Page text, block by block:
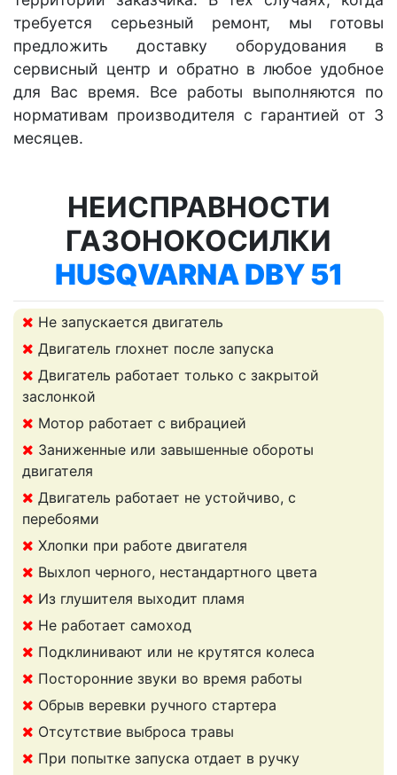
требуется серьезный ремонт, мы готовы
предложить доставку оборудования в
сервисный центр и обратно в любое удобное
для Вас время. Все работы выполняются по
нормативам производителя с гарантией от 3
месяцев.
НЕИСПРАВНОСТИ
ГАЗОНОКОСИЛКИ
HUSQVARNA DBY 51
Не запускается двигатель
Двигатель глохнет после запуска
Двигатель работает только с закрытой
заслонкой
Мотор работает с вибрацией
Заниженные или завышенные обороты
двигателя
Двигатель работает не устойчиво, с
перебоями
Хлопки при работе двигателя
Выхлоп черного, нестандартного цвета
Из глушителя выходит пламя
Не работает самоход
Подклинивают или не крутятся колеса
Посторонние звуки во время работы
Обрыв веревки ручного стартера
Отсутствие выброса травы
При попытке запуска отдает в ручку